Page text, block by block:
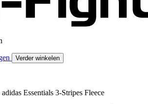
Verder winkelen
Essentials 3-Stripes Fleece